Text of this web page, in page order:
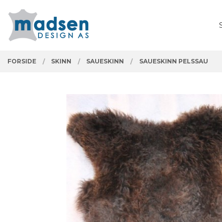
innholdet
PRODUKTER
Lukk
FORSIDE SKINN SAUESKINN SAUESKINN PELSSAU